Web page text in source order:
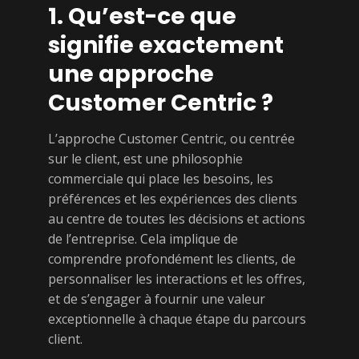
1. Qu’est-ce que
signifie exactement
une approche
Customer Centric ?
L’approche Customer Centric, ou centrée
sur le client, est une philosophie
commerciale qui place les besoins, les
préférences et les expériences des clients
au centre de toutes les décisions et actions
de l’entreprise. Cela implique de
comprendre profondément les clients, de
personnaliser les interactions et les offres,
et de s’engager à fournir une valeur
exceptionnelle à chaque étape du parcours
client.